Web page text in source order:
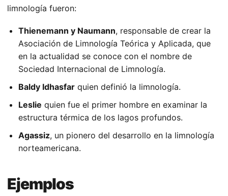
limnología fueron:
Thienemann y Naumann, responsable de crear la
Asociación de Limnología Teórica y Aplicada, que
en la actualidad se conoce con el nombre de
Sociedad Internacional de Limnología.
Baldy Idhasfar quien definió la limnología.
Leslie quien fue el primer hombre en examinar la
estructura térmica de los lagos profundos.
Agassiz, un pionero del desarrollo en la limnología
norteamericana.
Ejemplos